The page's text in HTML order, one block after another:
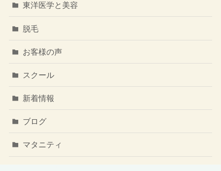
東洋医学と美容
脱毛
お客様の声
スクール
新着情報
ブログ
マタニティ